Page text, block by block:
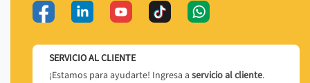
SERVICIO AL CLIENTE
¡Estamos para ayudarte! Ingresa a servicio al cliente.